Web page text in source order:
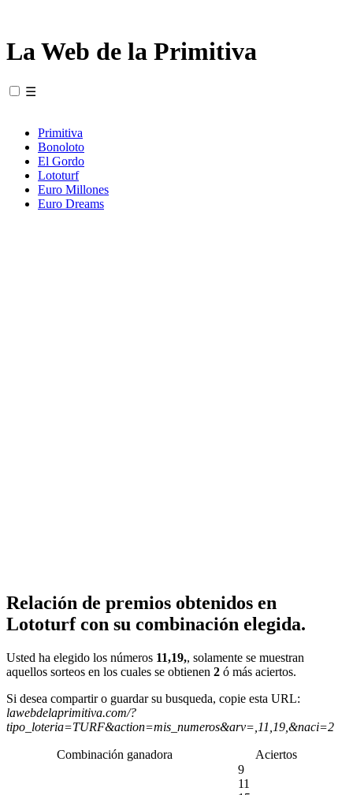
La Web de la Primitiva
☰
Primitiva
Bonoloto
El Gordo
Lototurf
Euro Millones
Euro Dreams
Relación de premios obtenidos en
Lototurf con su combinación elegida.
Usted ha elegido los números 11,19,, solamente se muestran
aquellos sorteos en los cuales se obtienen 2 ó más aciertos.
Si desea compartir o guardar su busqueda, copie esta URL:
lawebdelaprimitiva.com/?
tipo_loteria=TURF&action=mis_numeros&arv=,11,19,&naci=2
Combinación ganadora Aciertos
9
11